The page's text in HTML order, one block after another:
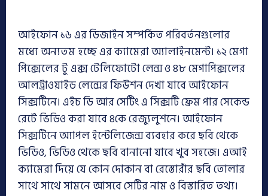
আইফোন ১৬ এর ডিজাইন সম্পর্কিত পরিবর্তনগুলোর
মধ্যে অন্যতম হচ্ছে এর ক্যামেরা অ্যালাইনমেন্ট। ১২ মেগা
পিক্সেলের টু এক্স টেলিফোটো লেন্স ও ৪৮ মেগাপিক্সলের
আলট্রাওয়াইড লেন্সের ফিউশন দেখা যাবে আইফোন
সিক্সটিনে। এইচ ডি আর সেটিং এ সিক্সটি ফ্রেম পার সেকেন্ড
রেটে ভিডিও করা যাবে ৪কে রেজ্যুলুশনে। আইফোন
সিক্সটিনে অ্যাপল ইন্টেলিজেন্স ব্যবহার করে ছবি থেকে
ভিডিও, ভিডিও থেকে ছবি বানানো যাবে খুব সহজে। এআই
ক্যামেরা দিয়ে যে কোন দোকান বা রেস্তোরাঁর ছবি তোলার
সাথে সাথে সামনে আসবে সেটির নাম ও বিস্তারিত তথ্য।